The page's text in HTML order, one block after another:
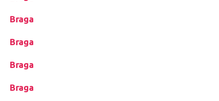
Braga
Braga
Braga
Braga